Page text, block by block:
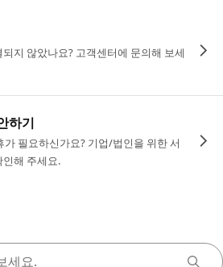
지 않았나요? 고객센터에 문의해 보세
하기
가 필요하신가요? 기업/법인을 위한 서
해 주세요.